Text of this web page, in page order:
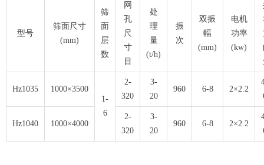
型号
筛面尺寸
(mm)
筛
面
层
数
网
孔
尺
寸
目
处
理
量
(t/h)
振
次
双振
幅
(mm)
电机
功率
(kw)
Hz1035
1000×3500
1-
6
2-
320
3-
20
960 6-8 2×2.2
Hz1040 1000×4000
2-
320
3-
20
960 6-8 2×2.2